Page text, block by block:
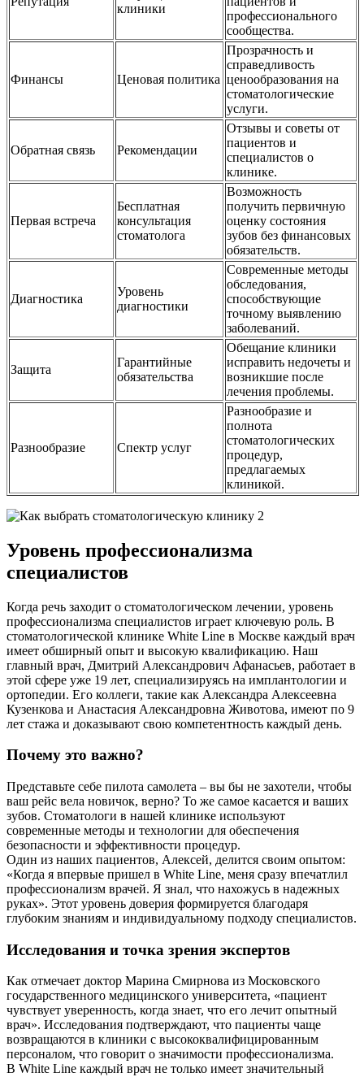
клиники
профессионального
сообщества.
Финансы Ценовая политика
Прозрачность и
справедливость
ценообразования на
стоматологические
услуги.
Обратная связь Рекомендации
Отзывы и советы от
пациентов и
специалистов о
клинике.
Первая встреча
Бесплатная
консультация
стоматолога
Возможность
получить первичную
оценку состояния
зубов без финансовых
обязательств.
Диагностика
Уровень
диагностики
Современные методы
обследования,
способствующие
точному выявлению
заболеваний.
Защита
Гарантийные
обязательства
Обещание клиники
исправить недочеты и
возникшие после
лечения проблемы.
Разнообразие Спектр услуг
Разнообразие и
полнота
стоматологических
процедур,
предлагаемых
клиникой.
Уровень профессионализма
специалистов
Когда речь заходит о стоматологическом лечении, уровень
профессионализма специалистов играет ключевую роль. В
стоматологической клинике White Line в Москве каждый врач
имеет обширный опыт и высокую квалификацию. Наш
главный врач, Дмитрий Александрович Афанасьев, работает в
этой сфере уже 19 лет, специализируясь на имплантологии и
ортопедии. Его коллеги, такие как Александра Алексеевна
Кузенкова и Анастасия Александровна Животова, имеют по 9
лет стажа и доказывают свою компетентность каждый день.
Почему это важно?
Представьте себе пилота самолета – вы бы не захотели, чтобы
ваш рейс вела новичок, верно? То же самое касается и ваших
зубов. Стоматологи в нашей клинике используют
современные методы и технологии для обеспечения
безопасности и эффективности процедур.
Один из наших пациентов, Алексей, делится своим опытом:
«Когда я впервые пришел в White Line, меня сразу впечатлил
профессионализм врачей. Я знал, что нахожусь в надежных
руках». Этот уровень доверия формируется благодаря
глубоким знаниям и индивидуальному подходу специалистов.
Исследования и точка зрения экспертов
Как отмечает доктор Марина Смирнова из Московского
государственного медицинского университета, «пациент
чувствует уверенность, когда знает, что его лечит опытный
врач». Исследования подтверждают, что пациенты чаще
возвращаются в клиники с высококвалифицированным
персоналом, что говорит о значимости профессионализма.
В White Line каждый врач не только имеет значительный